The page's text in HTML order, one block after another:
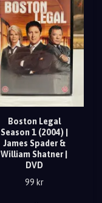
Boston Legal
Season 1 (2004) |
James Spader &
William Shatner |
DVD
99 kr